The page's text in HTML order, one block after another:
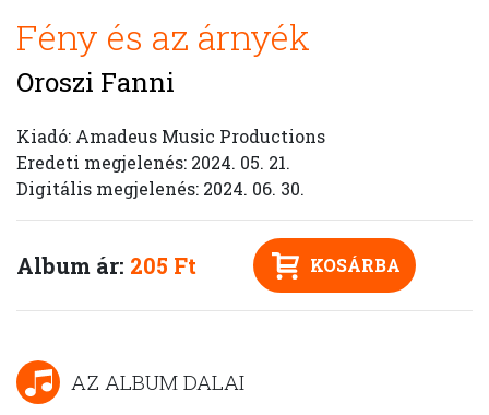
Fény és az árnyék
Oroszi Fanni
Kiadó: Amadeus Music Productions
Eredeti megjelenés: 2024. 05. 21.
Digitális megjelenés: 2024. 06. 30.
Album ár: 205 Ft KOSÁRBA
AZ ALBUM DALAI